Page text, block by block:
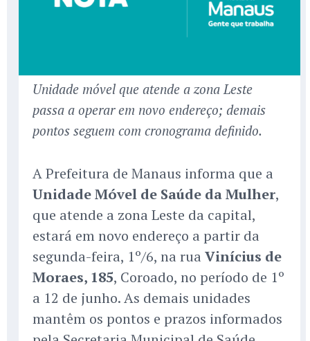
Unidade móvel que atende a zona Leste
passa a operar em novo endereço; demais
pontos seguem com cronograma definido.
A Prefeitura de Manaus informa que a
Unidade Móvel de Saúde da Mulher,
que atende a zona Leste da capital,
estará em novo endereço a partir da
segunda-feira, 1º/6, na rua Vinícius de
Moraes, 185, Coroado, no período de 1º
a 12 de junho. As demais unidades
mantêm os pontos e prazos informados